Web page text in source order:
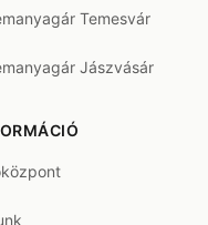
Temesvár
Jászvásár